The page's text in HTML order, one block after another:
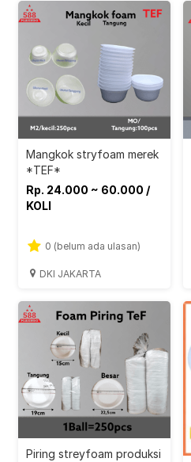
Mangkok stryfoam merek
*TEF*
Rp. 24.000 ~ 60.000 /
KOLI
0 (belum ada ulasan)
DKI JAKARTA
Piring streyfoam produksi